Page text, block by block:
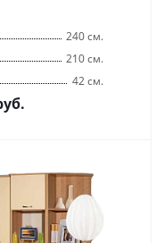
240 см.
210 см.
42 см.